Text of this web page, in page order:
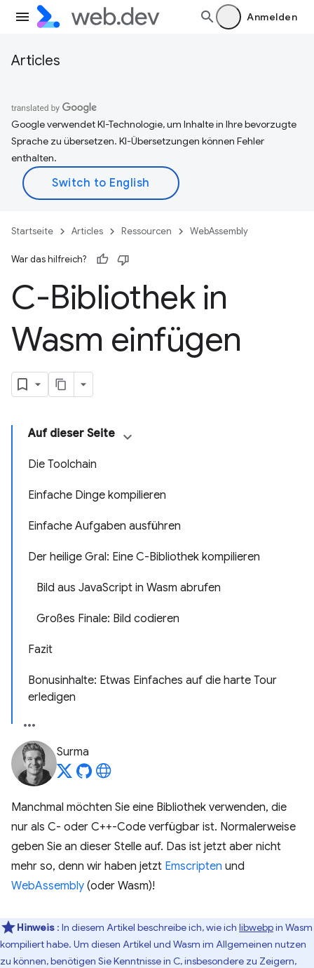
Anmelden
Articles
Google verwendet KI-Technologie, um Inhalte in Ihre bevorzugte
Sprache zu übersetzen. KI-Übersetzungen können Fehler
enthalten.
Startseite Articles Ressourcen WebAssembly
War das hilfreich?
C-Bibliothek in
Wasm einfügen
Auf dieser Seite
Die Toolchain
Einfache Dinge kompilieren
Einfache Aufgaben ausführen
Der heilige Gral: Eine C-Bibliothek kompilieren
Bild aus JavaScript in Wasm abrufen
Großes Finale: Bild codieren
Fazit
Bonusinhalte: Etwas Einfaches auf die harte Tour
erledigen
Surma
Manchmal möchten Sie eine Bibliothek verwenden, die
nur als C- oder C++-Code verfügbar ist. Normalerweise
geben Sie an dieser Stelle auf. Das ist jetzt aber nicht
mehr so, denn wir haben jetzt Emscripten und
WebAssembly (oder Wasm)!
Hinweis : In diesem Artikel beschreibe ich, wie ich libwebpin Wasm
kompiliert habe. Um diesen Artikel und Wasm im Allgemeinen nutzen
zu können, benötigen Sie Kenntnisse in C, insbesondere zu Zeigern,